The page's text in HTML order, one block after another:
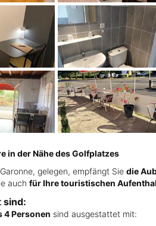
in der Nähe des Golfplatzes
gelegen, empfängt Sie die
auch für Ihre touristischen
sind:
4 Personen sind ausgestattet mit: